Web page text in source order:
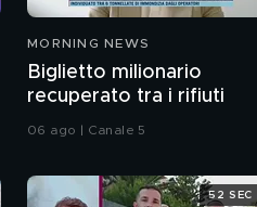
MORNING NEWS
Biglietto milionario
recuperato tra i rifiuti
06 ago | Canale 5
52 SEC